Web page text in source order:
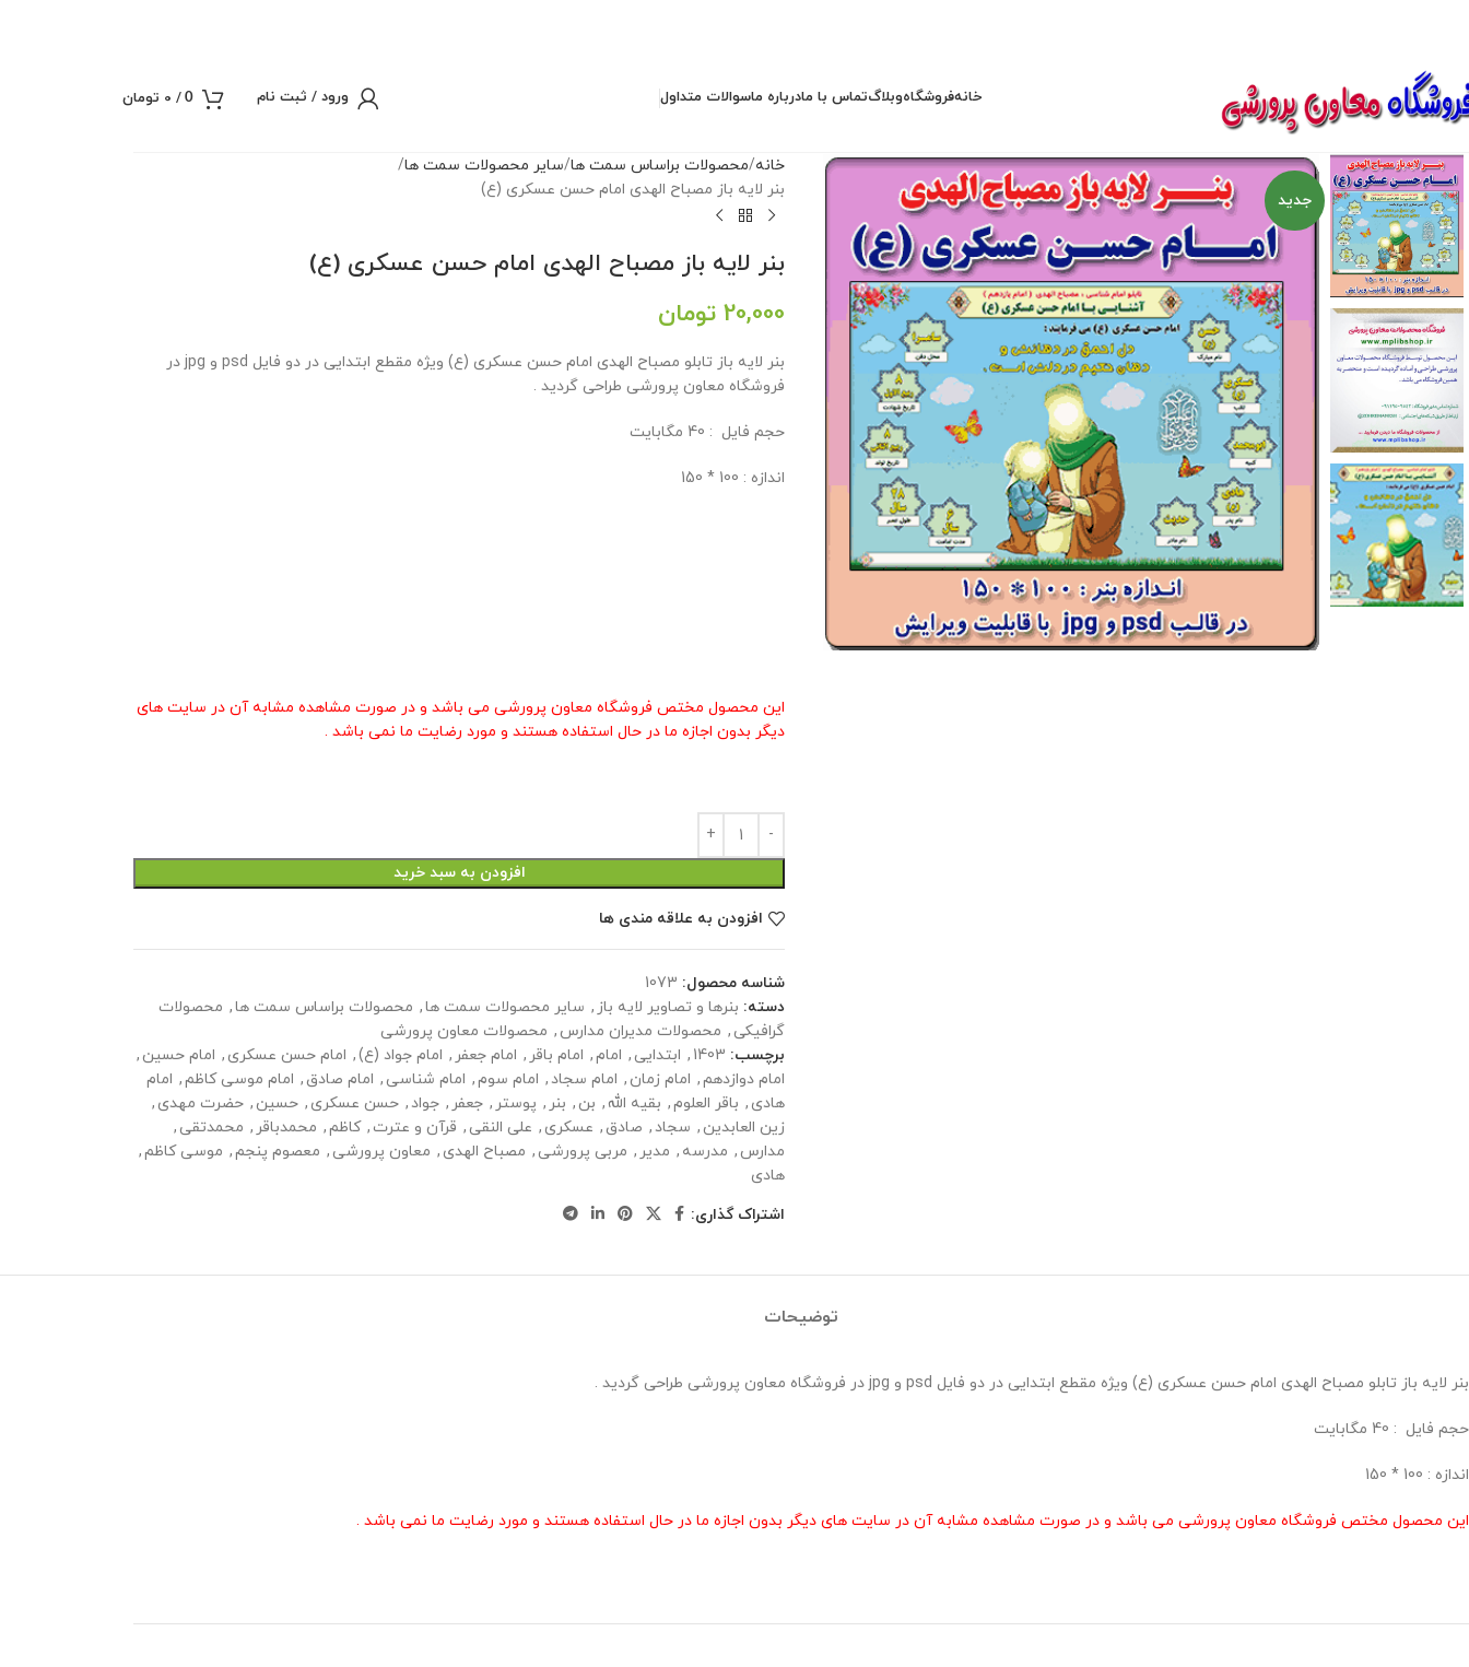
خانهفروشگاهوبلاگتماس با مادرباره ماسوالات متداول ورود / ثبت نام 0
/
0 تومان
جدید
خانه محصولات براساس سمت ها سایر محصولات سمت ها
بنر لایه باز مصباح الهدی امام حسن عسکری (ع)
بنر لایه باز مصباح الهدی امام حسن عسکری (ع)
20,000 تومان
بنر لایه باز تابلو مصباح الهدی امام حسن عسکری (ع) ویژه مقطع ابتدایی در دو فایل psd و jpg در
فروشگاه معاون پرورشی طراحی گردید .
حجم فايل : 40 مگابايت
اندازه : 100 * 150
این محصول مختص فروشگاه معاون پرورشی می باشد و در صورت مشاهده مشابه آن در سایت های
دیگر بدون اجازه ما در حال استفاده هستند و مورد رضایت ما نمی باشد .
افزودن به سبد خرید
افزودن به علاقه مندی ها
شناسه محصول: 1073
دسته: بنرها و تصاویر لایه باز , سایر محصولات سمت ها, محصولات براساس سمت ها, محصولات
گرافیکی , محصولات مدیران مدارس , محصولات معاون پرورشی
برچسب: 1403
, ابتدایی , امام, امام باقر , امام جعفر , امام جواد (ع), امام حسن عسکری , امام حسین ,
امام دوازدهم, امام زمان , امام سجاد , امام سوم, امام شناسی , امام صادق, امام موسی کاظم, امام
هادی , باقر العلوم, بقیه الله , بن , بنر , پوستر , جعفر , جواد , حسن عسکری , حسین , حضرت مهدی ,
زین العابدین , سجاد , صادق, عسکری , علی النقی , قرآن و عترت , کاظم, محمدباقر , محمدتقی ,
مدارس , مدرسه , مدیر , مربی پرورشی , مصباح الهدی , معاون پرورشی , معصوم پنجم, موسی کاظم,
هادی
اشتراک گذاری:
توضیحات
بنر لایه باز تابلو مصباح الهدی امام حسن عسکری (ع) ویژه مقطع ابتدایی در دو فایل psd و jpg در فروشگاه معاون پرورشی طراحی گردید .
حجم فايل : 40 مگابايت
اندازه : 100 * 150
این محصول مختص فروشگاه معاون پرورشی می باشد و در صورت مشاهده مشابه آن در سایت های دیگر بدون اجازه ما در حال استفاده هستند و مورد رضایت ما نمی باشد .